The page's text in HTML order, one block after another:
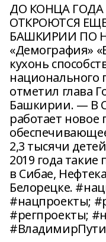
ДО КОНЦА
ОТКРОЮТСЯ
БАШКИРИИ ПО
«Демография»
кухонь
национального
отметил глава
Башкирии. — В
работает новое
2,3 тысячи
2019 года
в Сибае,
Белорецке.
#нацпроекты;
#регпроекты;